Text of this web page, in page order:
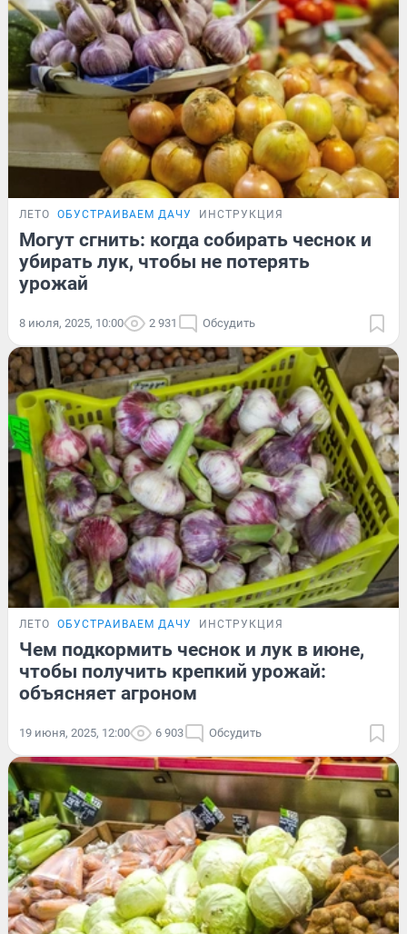
ЛЕТО ОБУСТРАИВАЕМ ДАЧУ ИНСТРУКЦИЯ
Могут сгнить: когда собирать чеснок и
убирать лук, чтобы не потерять
урожай
8 июля, 2025, 10:00 2 931 Обсудить
ЛЕТО ОБУСТРАИВАЕМ ДАЧУ ИНСТРУКЦИЯ
Чем подкормить чеснок и лук в июне,
чтобы получить крепкий урожай:
объясняет агроном
19 июня, 2025, 12:00 6 903 Обсудить